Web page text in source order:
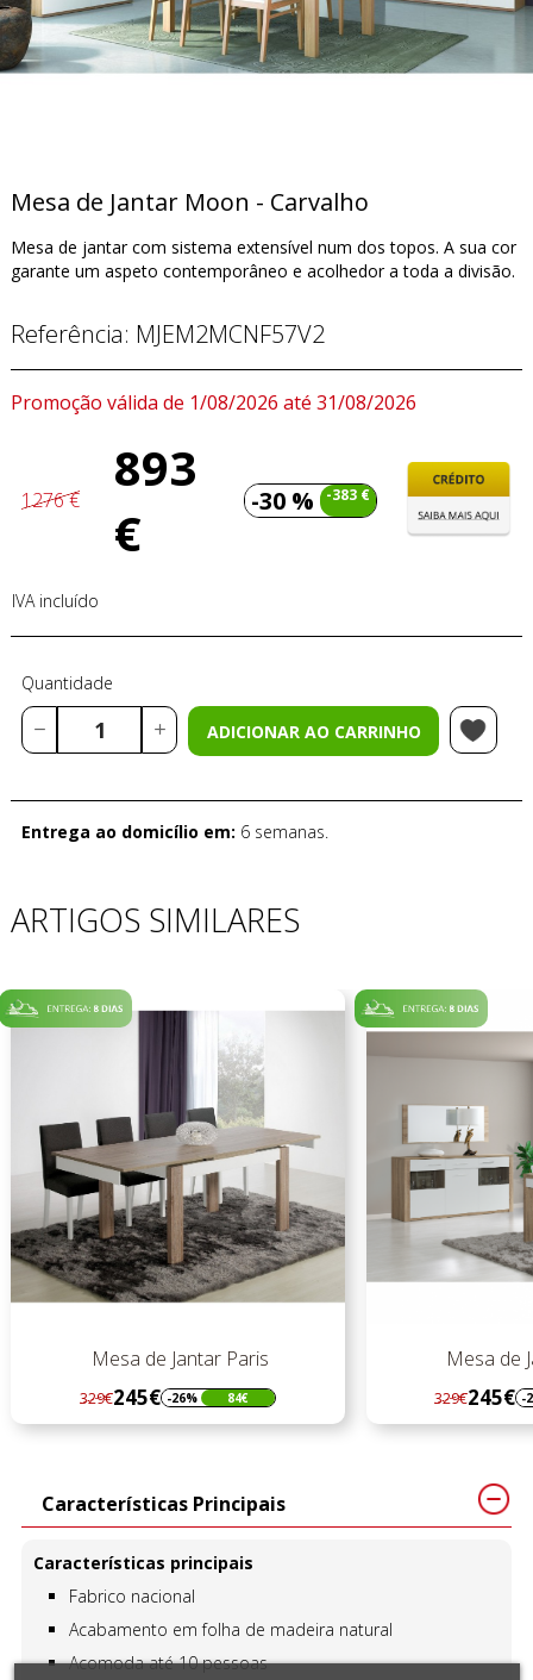
Mesa de Jantar Moon - Carvalho
Mesa de jantar com sistema extensível num dos topos. A sua cor
garante um aspeto contemporâneo e acolhedor a toda a divisão.
Referência: MJEM2MCNF57V2
Promoção válida de 1/08/2026 até 31/08/2026
1276 €
893
€
-30 % -383 €
IVA incluído
Quantidade
ADICIONAR AO CARRINHO
Entrega ao domicílio em: 6 semanas.
ARTIGOS SIMILARES
Mesa de Jantar Paris
Regular
preço
329€245€
Preço
Características Principais
Características principais
Fabrico nacional
Acabamento em folha de madeira natural
Acomoda até 10 pessoas